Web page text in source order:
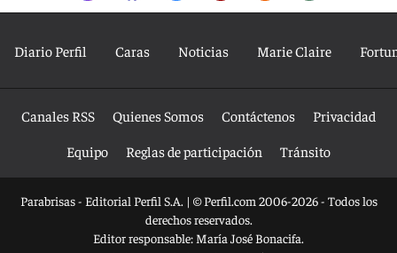
Diario Perfil Caras Noticias Marie Claire
Canales RSS Quienes Somos Contáctenos
Privacidad
Equipo
Reglas de participación Tránsito
Parabrisas - Editorial Perfil S.A. | © Perfil.com 2006-2026 - Todos los
derechos reservados.
Editor responsable: María José Bonacifa.